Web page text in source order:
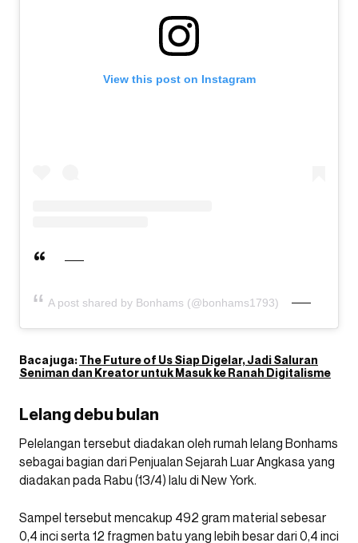
View this post on Instagram
A post shared by Bonhams (@bonhams1793)
Baca juga:The Future of Us Siap Digelar, Jadi Saluran
Seniman dan Kreator untuk Masuk ke Ranah Digitalisme
Lelang debu bulan
Pelelangan tersebut diadakan oleh rumah lelang Bonhams
sebagai bagian dari Penjualan Sejarah Luar Angkasa yang
diadakan pada Rabu (13/4) lalu di New York.
Sampel tersebut mencakup 492 gram material sebesar
0,4 inci serta 12 fragmen batu yang lebih besar dari 0,4 inci